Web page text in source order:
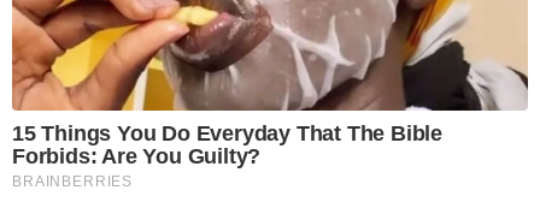
15 Things You Do Everyday That The Bible
Forbids: Are You Guilty?
BRAINBERRIES